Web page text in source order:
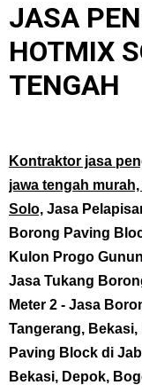
JASA
HOTMIX
TENGAH
Kontraktor jasa
jawa tengah
Solo, Jasa
Borong Paving
Kulon Progo
Jasa Tukang
Meter 2 - Jasa
Tangerang,
Paving Block di
Bekasi, Depok,